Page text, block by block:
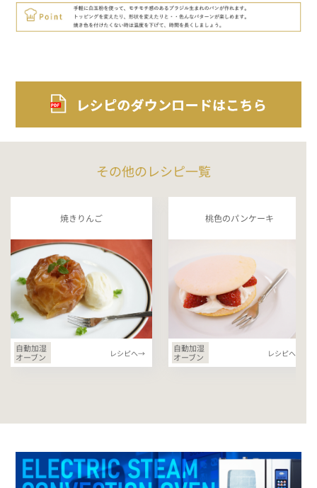
その他のレシピ一覧
焼きりんご
自動加湿
オーブン
レシピへ→
桃色のパンケーキ
自動加湿
オーブン
レシピへ→